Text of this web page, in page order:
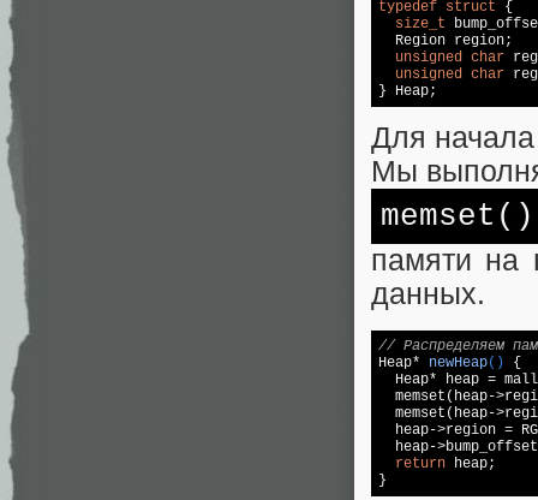
typedef struct {
size_t
  Region region;
unsigned
char
unsigned
char
} Heap;
Для начала
Мы
memset ()
памяти на
данных.
// Распределяем
Heap* newHeap()
{
  Heap* heap =
memset (heap-
memset (heap-
heap->region =
heap-
return heap;
}